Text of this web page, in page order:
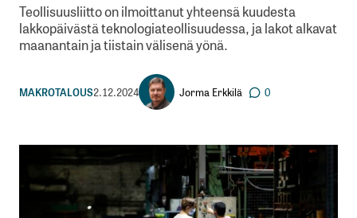
Teollisuusliitto on ilmoittanut yhteensä kuudesta
lakkopäivästä teknologiateollisuudessa, ja lakot alkavat
maanantain ja tiistain välisenä yönä.
MAKROTALOUS2.12.2024 Jorma Erkkilä 0